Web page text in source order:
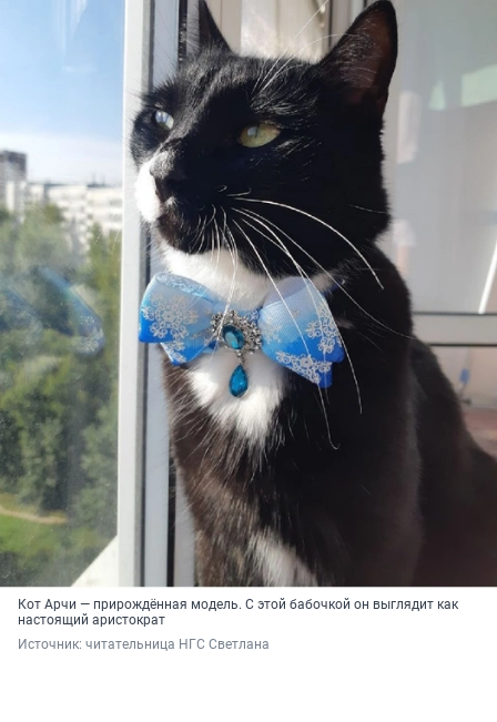
Кот Арчи — прирождённая модель. С этой бабочкой он выглядит как
настоящий аристократ
Источник: читательница НГС Светлана